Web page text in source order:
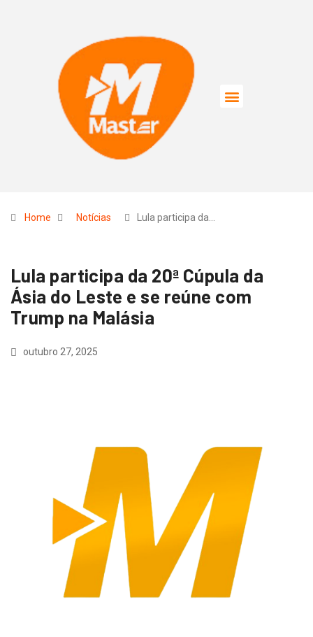
Home Notícias Lula participa da…
Lula participa da 20ª Cúpula da
Ásia do Leste e se reúne com
Trump na Malásia
outubro 27, 2025